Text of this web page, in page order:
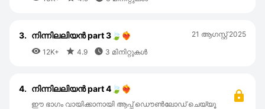
3. നിന്നിലലിയൻ part 3🍃❤️‍🔥
 12K+  4.9  3 മിനിറ്റുകൾ
21 ആഗസ്റ്റ്‌ 2025
4. നിന്നിലലിയൻ part 4🍃❤️‍🔥
ഈ ഭാഗം വായിക്കാനായി ആപ്പ് ഡൌൺലോഡ് ചെയ്യൂ